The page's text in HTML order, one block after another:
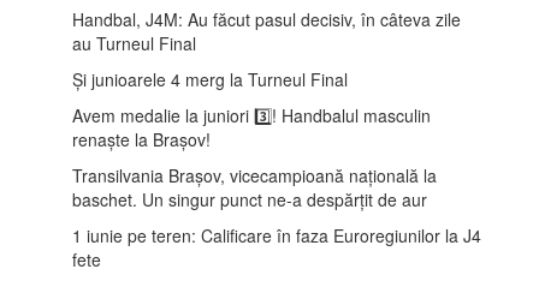
Handbal, J4M: Au făcut pasul decisiv, în câteva zile
au Turneul Final
Și junioarele 4 merg la Turneul Final
Avem medalie la juniori 3️⃣! Handbalul masculin
renaște la Brașov!
Transilvania Brașov, vicecampioană națională la
baschet. Un singur punct ne-a despărțit de aur
1 iunie pe teren: Calificare în faza Euroregiunilor la J4
fete